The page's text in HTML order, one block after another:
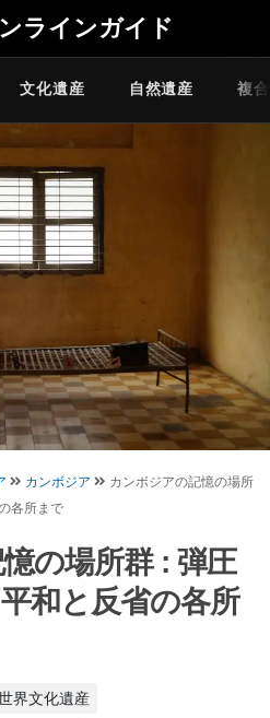
ラインガイド
文化遺産 自然遺産 複
カンボジア
カンボジアの記憶の場所
各所まで
の場所群 : 弾圧
和と反省の各所
界文化遺産